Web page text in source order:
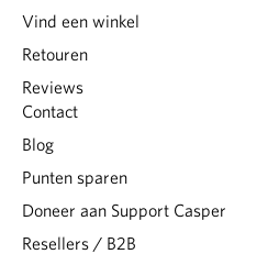
Vind een winkel
Retouren
Reviews
Contact
Blog
Punten sparen
Doneer aan Support Casper
Resellers / B2B